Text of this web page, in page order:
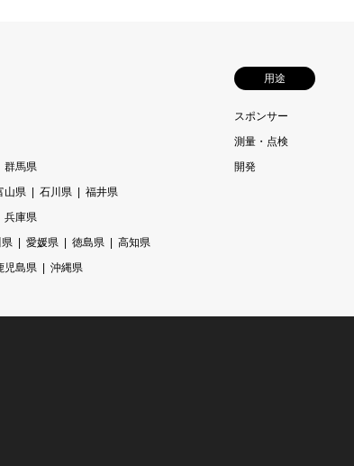
群馬県
山県 石川県
福井県
兵庫県
愛媛県 徳島県
高知県
児島県 沖縄県
用途
スポンサー
測量・点検
開発